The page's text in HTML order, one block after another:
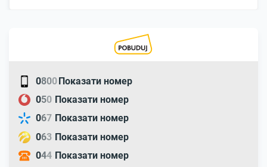
0800Показати номер
050 Показати номер
067 Показати номер
063 Показати номер
044 Показати номер